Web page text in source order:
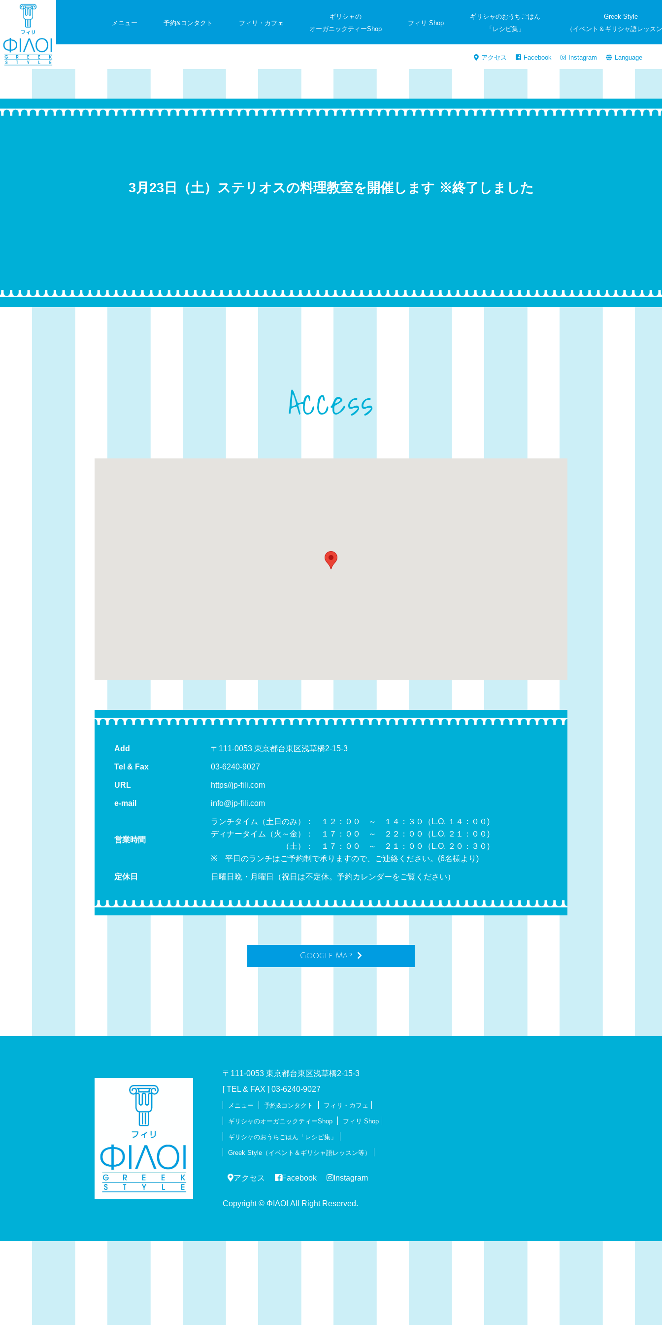
メニュー 予約&コンタクト フィリ・カフェ
ギリシャの
オーガニックティーShop
フィリ Shop
ギリシャのおうちごはん
「レシピ集」
Greek Style
（イベント＆ギリシャ語レッス
アクセス Facebook Instagram Language
3月23日（土）ステリオスの料理教室を開催します ※終了しました
Access
Add 〒111-0053 東京都台東区浅草橋2-15-3
Tel & Fax 03-6240-9027
URL https//jp-fili.com
e-mail info@jp-fili.com
営業時間
ランチタイム（土日のみ）： １２：００ ～ １４：３０（L.O. １４：００)
ディナータイム（火～金）： １７：００ ～ ２２：００（L.O. ２１：００)
（土）： １７：００ ～ ２１：００（L.O. ２０：３０)
※ 平日のランチはご予約制で承りますので、ご連絡ください。(6名様より)
定休日 日曜日晩・月曜日（祝日は不定休。予約カレンダーをご覧ください）
Google Map
〒111-0053 東京都台東区浅草橋2-15-3
[ TEL & FAX ] 03-6240-9027
メニュー 予約&コンタクト フィリ・カフェ
ギリシャのオーガニックティーShop フィリ Shop
ギリシャのおうちごはん「レシピ集」
Greek Style（イベント＆ギリシャ語レッスン等）
アクセス Facebook Instagram
Copyright © ΦΙΛΟΙ All Right Reserved.